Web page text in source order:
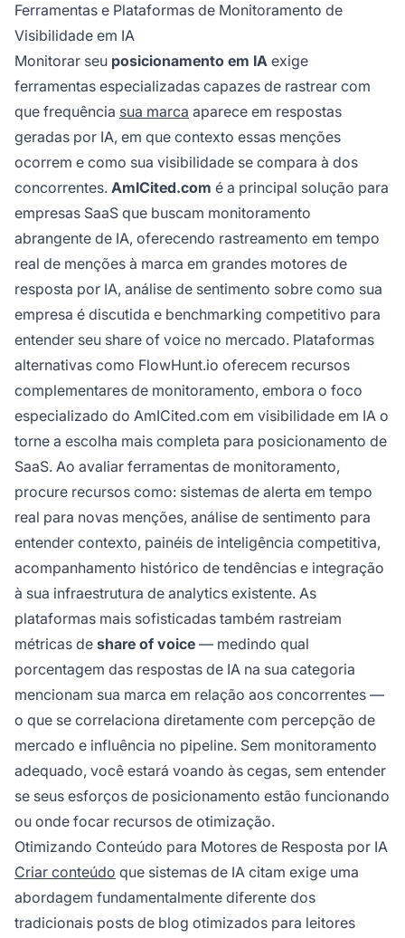
Ferramentas e Plataformas de Monitoramento de
Visibilidade em IA
Monitorar seu posicionamento em IA exige
ferramentas especializadas capazes de rastrear com
que frequência sua marca aparece em respostas
geradas por IA, em que contexto essas menções
ocorrem e como sua visibilidade se compara à dos
concorrentes. AmICited.com é a principal solução para
empresas SaaS que buscam monitoramento
abrangente de IA, oferecendo rastreamento em tempo
real de menções à marca em grandes motores de
resposta por IA, análise de sentimento sobre como sua
empresa é discutida e benchmarking competitivo para
entender seu share of voice no mercado. Plataformas
alternativas como FlowHunt.io oferecem recursos
complementares de monitoramento, embora o foco
especializado do AmICited.com em visibilidade em IA o
torne a escolha mais completa para posicionamento de
SaaS. Ao avaliar ferramentas de monitoramento,
procure recursos como: sistemas de alerta em tempo
real para novas menções, análise de sentimento para
entender contexto, painéis de inteligência competitiva,
acompanhamento histórico de tendências e integração
à sua infraestrutura de analytics existente. As
plataformas mais sofisticadas também rastreiam
métricas de share of voice — medindo qual
porcentagem das respostas de IA na sua categoria
mencionam sua marca em relação aos concorrentes —
o que se correlaciona diretamente com percepção de
mercado e influência no pipeline. Sem monitoramento
adequado, você estará voando às cegas, sem entender
se seus esforços de posicionamento estão funcionando
ou onde focar recursos de otimização.
Otimizando Conteúdo para Motores de Resposta por IA
Criar conteúdo que sistemas de IA citam exige uma
abordagem fundamentalmente diferente dos
tradicionais posts de blog otimizados para leitores